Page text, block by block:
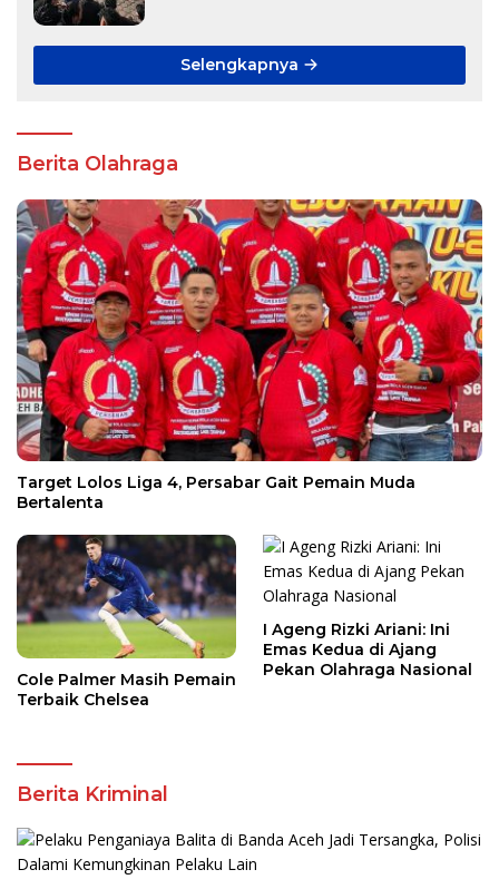
Selengkapnya
Berita Olahraga
Target Lolos Liga 4, Persabar Gait Pemain Muda
Bertalenta
Cole Palmer Masih Pemain
Terbaik Chelsea
I Ageng Rizki Ariani: Ini
Emas Kedua di Ajang
Pekan Olahraga Nasional
Berita Kriminal